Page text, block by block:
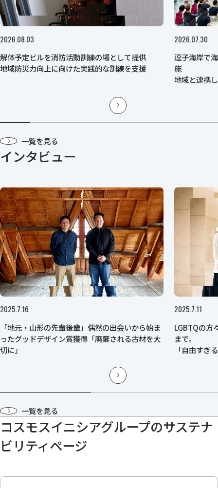
2026.08.03
解体予定ビルを消防活動訓練の場として提供
地域防災力向上に向けた実践的な訓練を支援
2026.07.30
逗子海岸で
施
地域と連携
一覧を見る
インタビュー
2025.7.16
「地元・山形の先輩後輩」偶然の出会いから始ま
ったグッドデザイン賞獲得「廃棄される古材を大
切に」
2025.7.11
LGBTQの方
まで。
「自由すぎ
一覧を見る
コスモスイニシアグループのサステナ
ビリティページ